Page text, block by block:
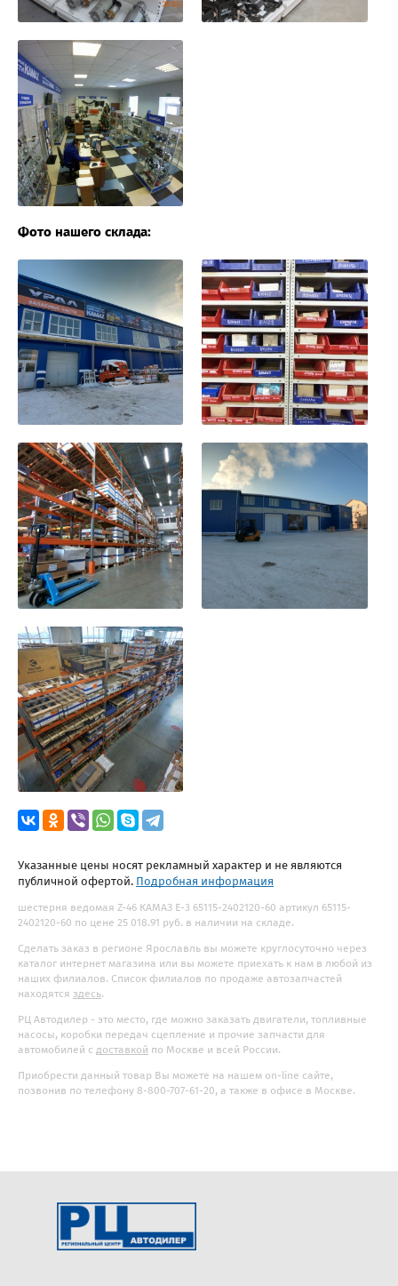
Фото нашего склада:
Указанные цены носят рекламный характер и не являются
публичной офертой. Подробная информация
шестерня ведомая Z-46 КАМАЗ Е-3 65115-2402120-60 артикул 65115-
2402120-60 по цене 25 018.91 руб. в наличии на складе.
Сделать заказ в регионе Ярославль вы можете круглосуточно через
каталог интернет магазина или вы можете приехать к нам в любой из
наших филиалов. Список филиалов по продаже автозапчастей
находятся здесь.
РЦ Автодилер - это место, где можно заказать двигатели, топливные
насосы, коробки передач сцепление и прочие запчасти для
автомобилей с доставкой по Москве и всей России.
Приобрести данный товар Вы можете на нашем on-line сайте,
позвонив по телефону 8-800-707-61-20, а также в офисе в Москве.